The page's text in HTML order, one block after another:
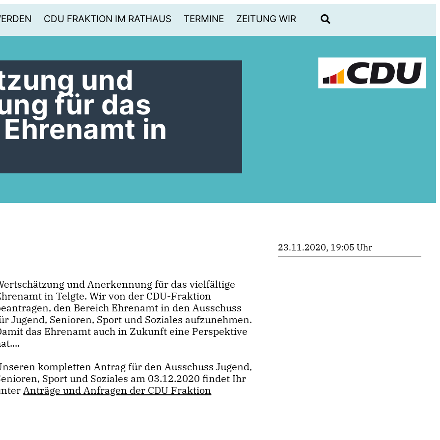
CDU FRAKTION IM RATHAUS TERMINE ZEITUNG WIR
und
für das
in
und Anerkennung für das vielfältige
in Telgte. Wir von der CDU-Fraktion
den Bereich Ehrenamt in den Ausschuss
Jugend, Senioren, Sport und Soziales aufzunehmen.
das Ehrenamt auch in Zukunft eine Perspektive
kompletten Antrag für den Ausschuss Jugend,
Sport und Soziales am 03.12.2020 findet Ihr
Anträge und Anfragen der CDU Fraktion
23.11.2020, 19:05 Uhr